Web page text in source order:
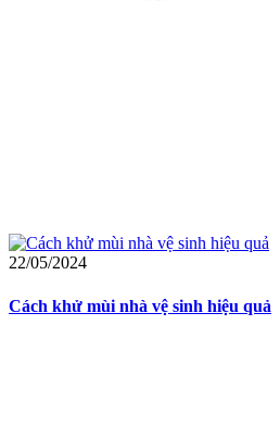
22/05/2024
Cách khử mùi nhà vệ sinh hiệu quả